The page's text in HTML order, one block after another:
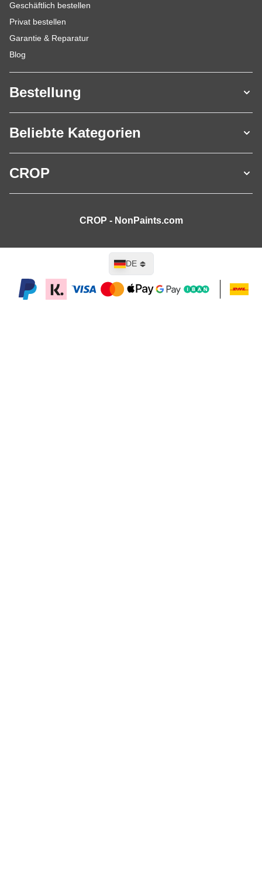
Geschäftlich bestellen
Privat bestellen
Garantie & Reparatur
Blog
Bestellung
Beliebte Kategorien
CROP
CROP - NonPaints.com
Sprache
DE